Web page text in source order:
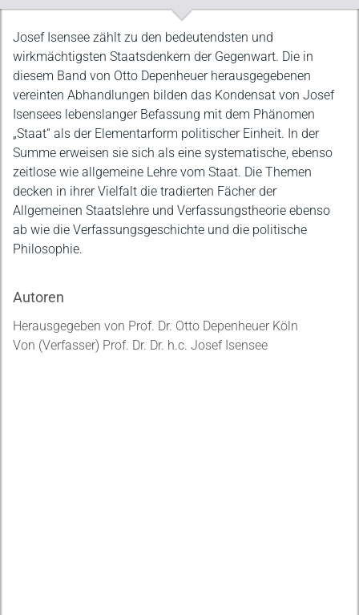
Beschreibung
Josef Isensee zählt zu den bedeutendsten und
wirkmächtigsten Staatsdenkern der Gegenwart. Die in
diesem Band von Otto Depenheuer herausgegebenen
vereinten Abhandlungen bilden das Kondensat von Josef
Isensees lebenslanger Befassung mit dem Phänomen
„Staat“ als der Elementarform politischer Einheit. In der
Summe erweisen sie sich als eine systematische, ebenso
zeitlose wie allgemeine Lehre vom Staat. Die Themen
decken in ihrer Vielfalt die tradierten Fächer der
Allgemeinen Staatslehre und Verfassungstheorie ebenso
ab wie die Verfassungsgeschichte und die politische
Philosophie.
Autoren
Herausgegeben von Prof. Dr. Otto Depenheuer Köln
Von (Verfasser) Prof. Dr. Dr. h.c. Josef Isensee